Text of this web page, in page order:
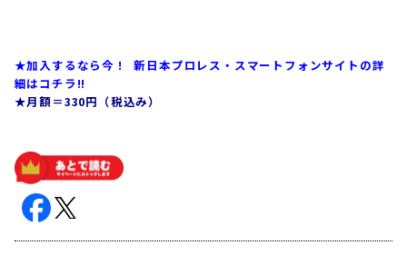
★加入するなら今！ 新日本プロレス・スマートフォンサイトの詳
細はコチラ!!
★月額＝330円（税込み）